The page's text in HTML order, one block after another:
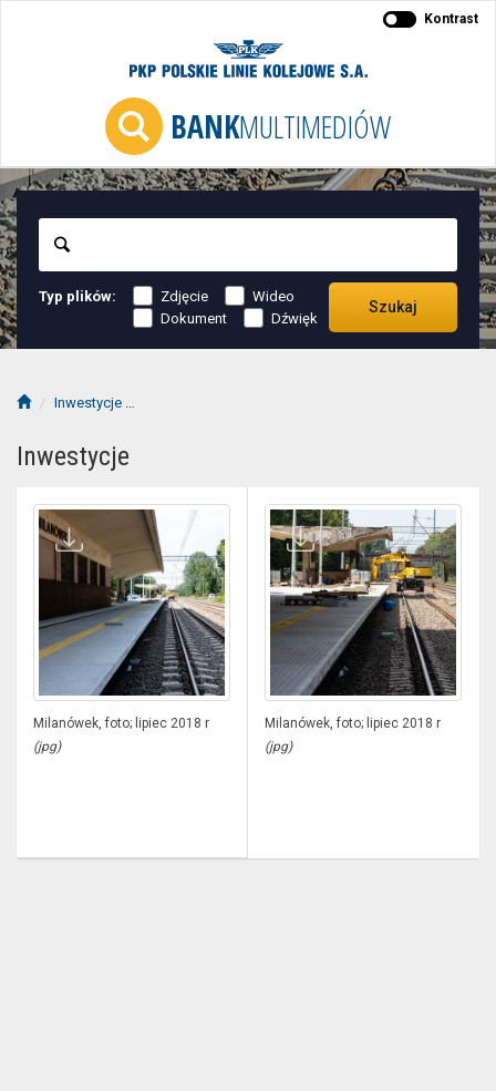
BANKMULTIMEDIÓW
Kontrast
Typ plików: Zdjęcie
Wideo
Dokument
Dźwięk
Szukaj
Inwestycje
Inwestycje
Milanówek, foto; lipiec 2018 r
(jpg)
Milanówek, foto; lipiec 2018 r
(jpg)